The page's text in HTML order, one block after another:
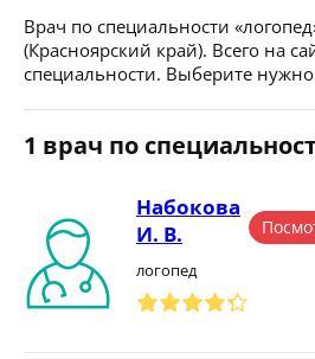
Врач по специальности
(Красноярский край). Всего на
специальности. Выберите
1 врач по
Набокова
И. В.
логопед